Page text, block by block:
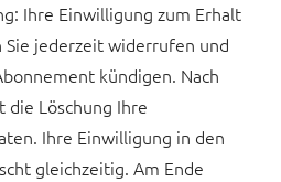
Ihre Einwilligung zum Erhalt
jederzeit widerrufen und
kündigen. Nach
Löschung Ihre
Ihre Einwilligung in den
gleichzeitig. Am Ende